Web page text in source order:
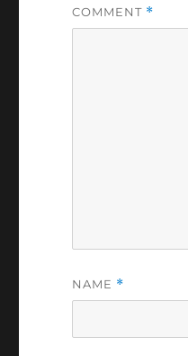
COMMENT *
NAME *